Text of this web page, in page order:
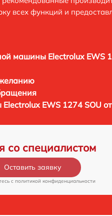
всех функций и
машины Electrolux EWS
EWS 1274 SOU
со специалистом
Оставить заявку
c политикой конфиденциальности